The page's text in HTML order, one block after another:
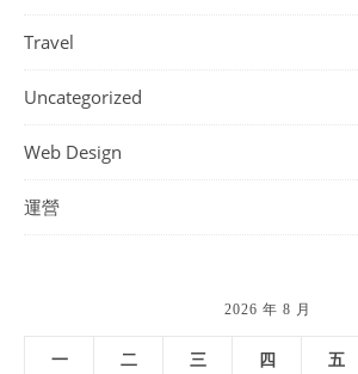
Travel
Uncategorized
Web Design
運營
2026 年 8 月
一 二 三 四 五